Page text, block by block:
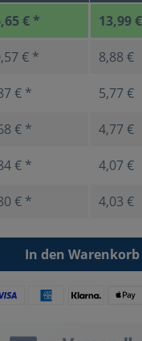
€ * 13,99 €
€ * 8,88 €
€ * 5,77 €
€ * 4,77 €
€ * 4,07 €
€ * 4,03 €
In den Warenkorb